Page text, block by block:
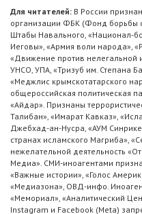
Для читателей: В России
организации ФБК (Фонд борьбы
Штабы Навального, «Национал-
Иеговы», «Армия воли народа»,
«Движение против нелегальной
УНСО, УПА, «Тризуб им. Степана
«Меджлис крымскотатарского
общероссийская политическая
«Айдар». Признаны
Талибан», «Имарат Кавказ»,
Джебхад-ан-Нусра, «АУМ
странах исламского Магриба»,
нежелательной деятельность
Медиа». СМИ-иноагентами
«Важные истории», «Голос
«Медиазона», ОВД-инфо.
«Мемориал», «Аналитический
Instagram и Facebook (Metа)